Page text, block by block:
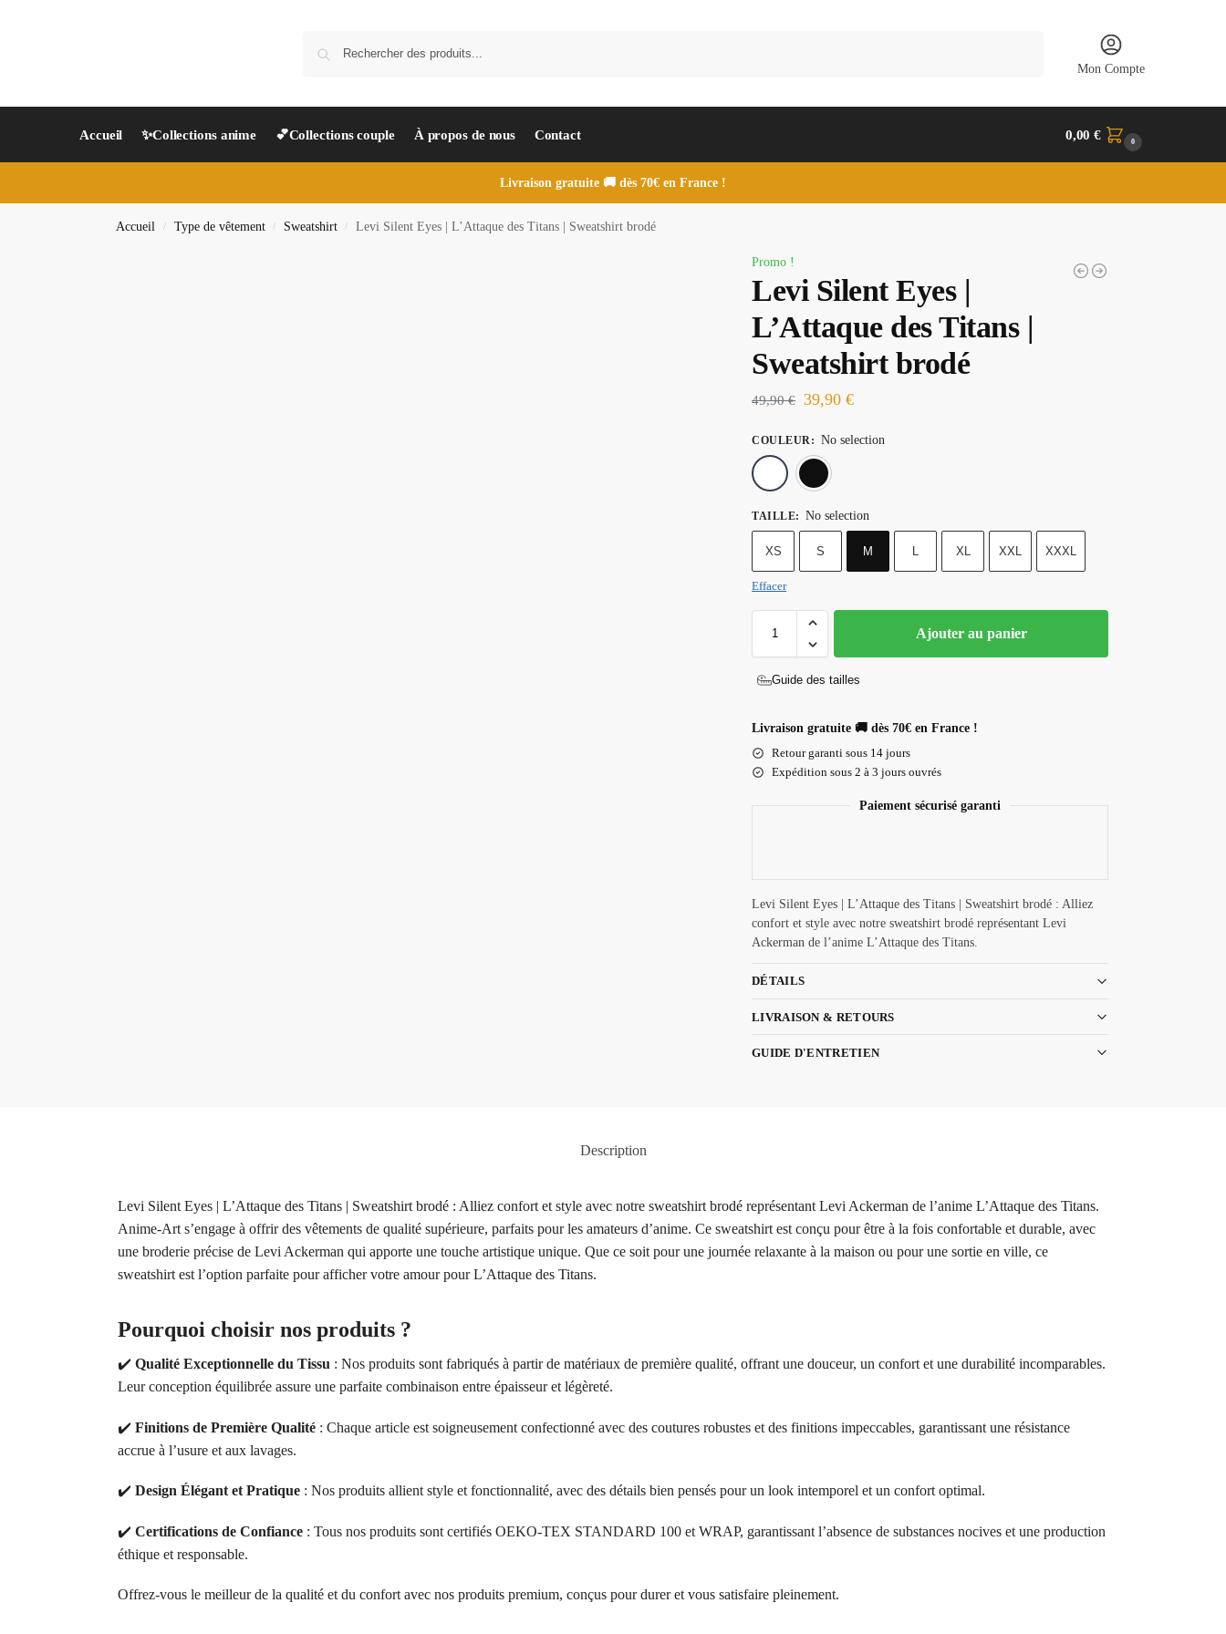
Mon Compte
Accueil ✨Collections anime 💕Collections couple À propos de nous Contact 0,00€ 0
Livraison gratuite 🚚 dès 70€ en France !
Accueil / Type de vêtement / Sweatshirt / Levi Silent Eyes | L’Attaque des Titans | Sweatshirt brodé
Promo !
Levi Silent Eyes |
L’Attaque des Titans |
Sweatshirt brodé
49,90€ 39,90€
COULEUR : No selection
TAILLE: No selection
XS S M L XL XXL XXXL
Effacer
Ajouter au panier
Guide des tailles
Livraison gratuite 🚚 dès 70€ en France !
Retour garanti sous 14 jours
Expédition sous 2 à 3 jours ouvrés
Paiement sécurisé garanti
Levi Silent Eyes | L’Attaque des Titans | Sweatshirt brodé : Alliez
confort et style avec notre sweatshirt brodé représentant Levi
Ackerman de l’anime L’Attaque des Titans.
DÉTAILS
LIVRAISON & RETOURS
GUIDE D'ENTRETIEN
Description
Levi Silent Eyes | L’Attaque des Titans | Sweatshirt brodé : Alliez confort et style avec notre sweatshirt brodé représentant Levi Ackerman de l’anime L’Attaque des Titans.
Anime-Art s’engage à offrir des vêtements de qualité supérieure, parfaits pour les amateurs d’anime. Ce sweatshirt est conçu pour être à la fois confortable et durable, avec
une broderie précise de Levi Ackerman qui apporte une touche artistique unique. Que ce soit pour une journée relaxante à la maison ou pour une sortie en ville, ce
sweatshirt est l’option parfaite pour afficher votre amour pour L’Attaque des Titans.
Pourquoi choisir nos produits ?
✔️ Qualité Exceptionnelle du Tissu : Nos produits sont fabriqués à partir de matériaux de première qualité, offrant une douceur, un confort et une durabilité incomparables.
Leur conception équilibrée assure une parfaite combinaison entre épaisseur et légèreté.
✔️ Finitions de Première Qualité: Chaque article est soigneusement confectionné avec des coutures robustes et des finitions impeccables, garantissant une résistance
accrue à l’usure et aux lavages.
✔️ Design Élégant et Pratique: Nos produits allient style et fonctionnalité, avec des détails bien pensés pour un look intemporel et un confort optimal.
✔️ Certifications de Confiance: Tous nos produits sont certifiés OEKO-TEX STANDARD 100 et WRAP, garantissant l’absence de substances nocives et une production
éthique et responsable.
Offrez-vous le meilleur de la qualité et du confort avec nos produits premium, conçus pour durer et vous satisfaire pleinement.